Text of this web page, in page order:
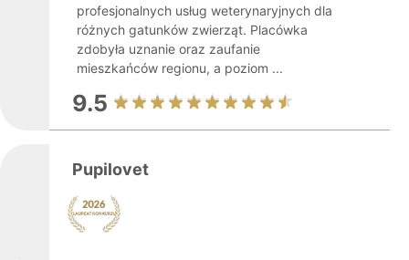
profesjonalnych usług weterynaryjnych dla
różnych gatunków zwierząt. Placówka
zdobyła uznanie oraz zaufanie
mieszkańców regionu, a poziom ...
9.5
Pupilovet